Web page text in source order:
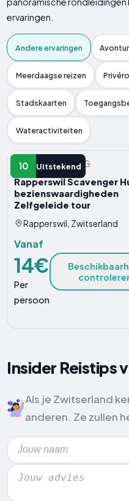
ervaringen.
Andere ervaringen
Meerdaagse reizen
Stadskaarten
Wateractiviteiten
10 Uitstekend
ANDERE ERVARING
Rapperswil Scavenger
bezienswaardigheden
Zelfgeleide tour
Rapperswil, Zwitserland
Vanaf
14€
Per
persoon
Insider Reistips
Als je Zwitserland
anderen. Ze zullen